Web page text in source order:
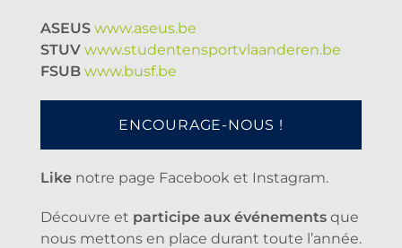
ASEUS www.aseus.be
STUV www.studentensportvlaanderen.be
FSUB www.busf.be
ENCOURAGE-NOUS !
Like notre page Facebook et Instagram.
Découvre et participe aux événements que
nous mettons en place durant toute l’année.